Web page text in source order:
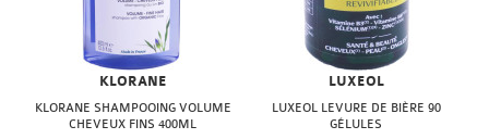
KLORANE
KLORANE SHAMPOOING VOLUME
CHEVEUX FINS 400ML
LUXEOL
LUXEOL LEVURE DE BIÈRE 90
GÉLULES